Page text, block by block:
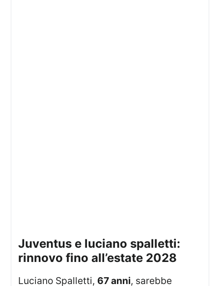
juventus e luciano spalletti:
rinnovo fino all’estate 2028
Luciano Spalletti, 67 anni, sarebbe